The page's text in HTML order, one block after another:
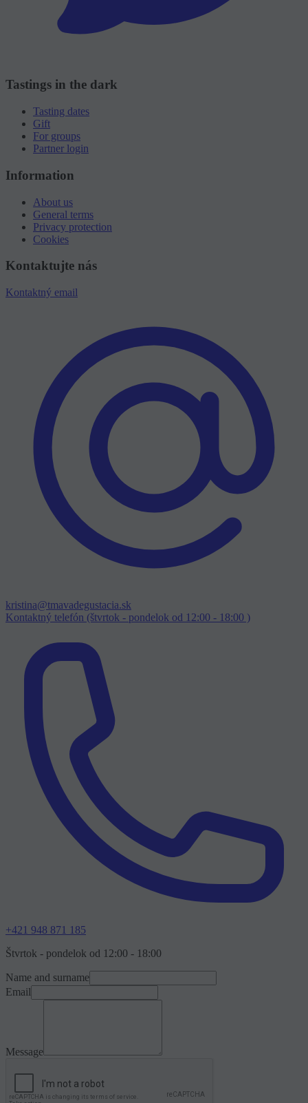
Tastings in the dark
Tasting dates
Gift
For groups
Partner login
Information
About us
General terms
Privacy protection
Cookies
Kontaktujte nás
Kontaktný email
kristina@tmavadegustacia.sk
Kontaktný telefón (štvrtok - pondelok od 12:00 - 18:00 )
+421 948 871 185
Štvrtok - pondelok od 12:00 - 18:00
Name and surname
Email
Message